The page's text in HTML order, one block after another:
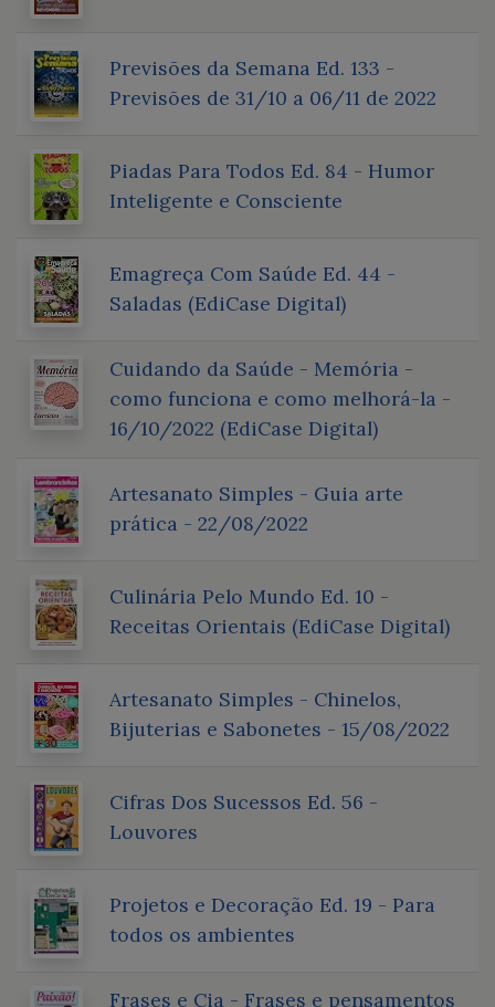
Previsões da Semana Ed. 133 -
Previsões de 31/10 a 06/11 de 2022
Piadas Para Todos Ed. 84 - Humor
Inteligente e Consciente
Emagreça Com Saúde Ed. 44 -
Saladas (EdiCase Digital)
Cuidando da Saúde - Memória -
como funciona e como melhorá-la -
16/10/2022 (EdiCase Digital)
Artesanato Simples - Guia arte
prática - 22/08/2022
Culinária Pelo Mundo Ed. 10 -
Receitas Orientais (EdiCase Digital)
Artesanato Simples - Chinelos,
Bijuterias e Sabonetes - 15/08/2022
Cifras Dos Sucessos Ed. 56 -
Louvores
Projetos e Decoração Ed. 19 - Para
todos os ambientes
Frases e Cia - Frases e pensamentos